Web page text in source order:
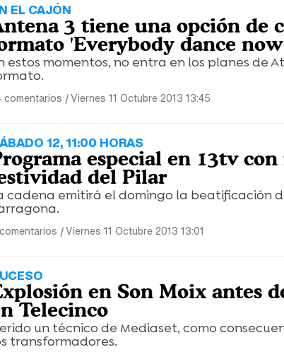
EL CAJÓN
3 tiene una opción de
'Everybody dance
estos momentos, no entra en los planes de
comentarios |Viernes 11 Octubre 2013 13:45
12, 11:00 HORAS
especial en 13tv
del Pilar
cadena emitirá el domingo la beatificación
|Viernes 11 Octubre 2013 13:01
en Son Moix antes
Telecinco
un técnico de Mediaset, como
transformadores.